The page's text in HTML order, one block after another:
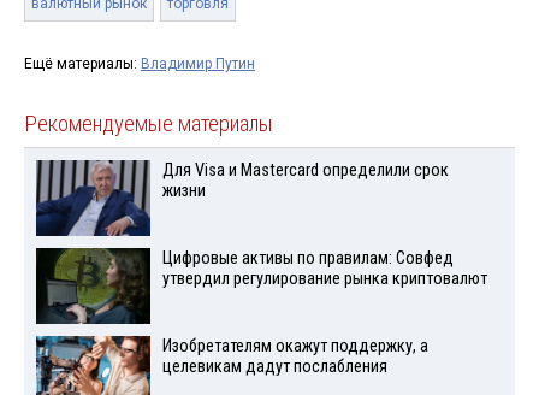
валютный рынок торговля
Ещё материалы: Владимир Путин
Рекомендуемые материалы
Для Visа и Mastercard определили срок
жизни
Цифровые активы по правилам: Совфед
утвердил регулирование рынка криптовалют
Изобретателям окажут поддержку, а
целевикам дадут послабления